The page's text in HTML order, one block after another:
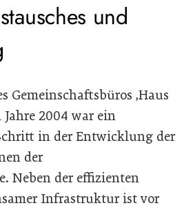
und
Gemeinschaftsbüros ‚Haus
Jahre 2004 war ein
in der Entwicklung der
der
Neben der effizienten
Infrastruktur ist vor